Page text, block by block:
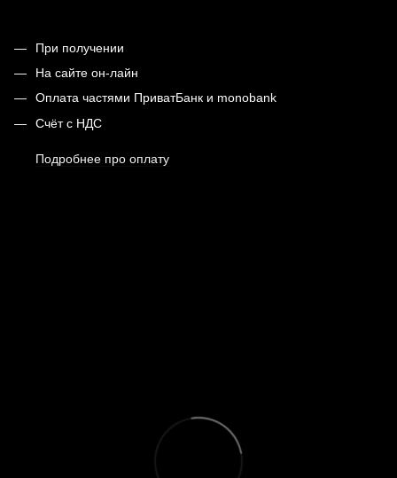
При получении
На сайте он-лайн
Оплата частями ПриватБанк и monobank
Счёт с НДС
Подробнее про оплату